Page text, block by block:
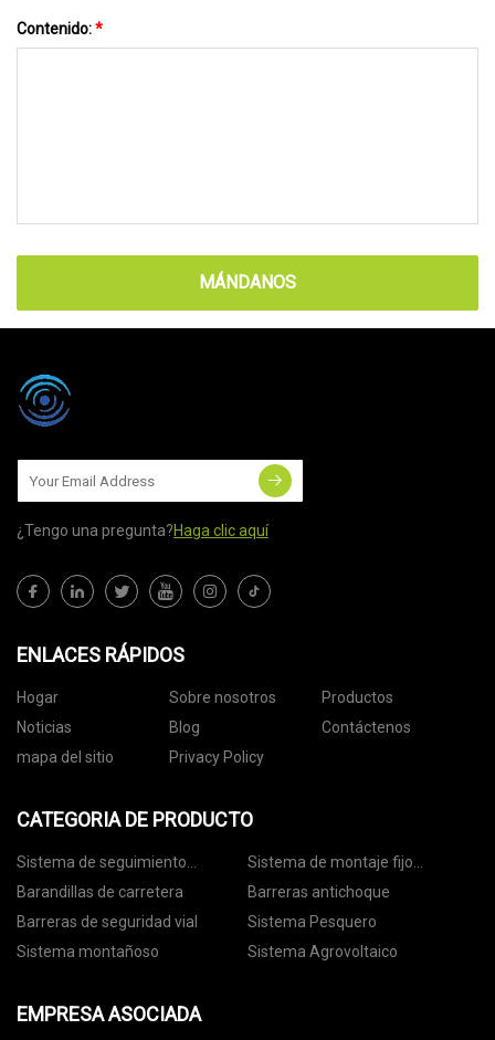
Contenido:*
MÁNDANOS
¿Tengo una pregunta?Haga clic aquí
ENLACES RÁPIDOS
Hogar Sobre nosotros
Productos
Noticias
Blog
Contáctenos
mapa del sitio
Privacy Policy
CATEGORIA DE PRODUCTO
Sistema de seguimiento
fotovoltaico
Sistema de montaje fijo
fotovoltaico
Barandillas de carretera
Barreras antichoque
Barreras de seguridad vial
Sistema Pesquero
Sistema montañoso
Sistema Agrovoltaico
EMPRESA ASOCIADA